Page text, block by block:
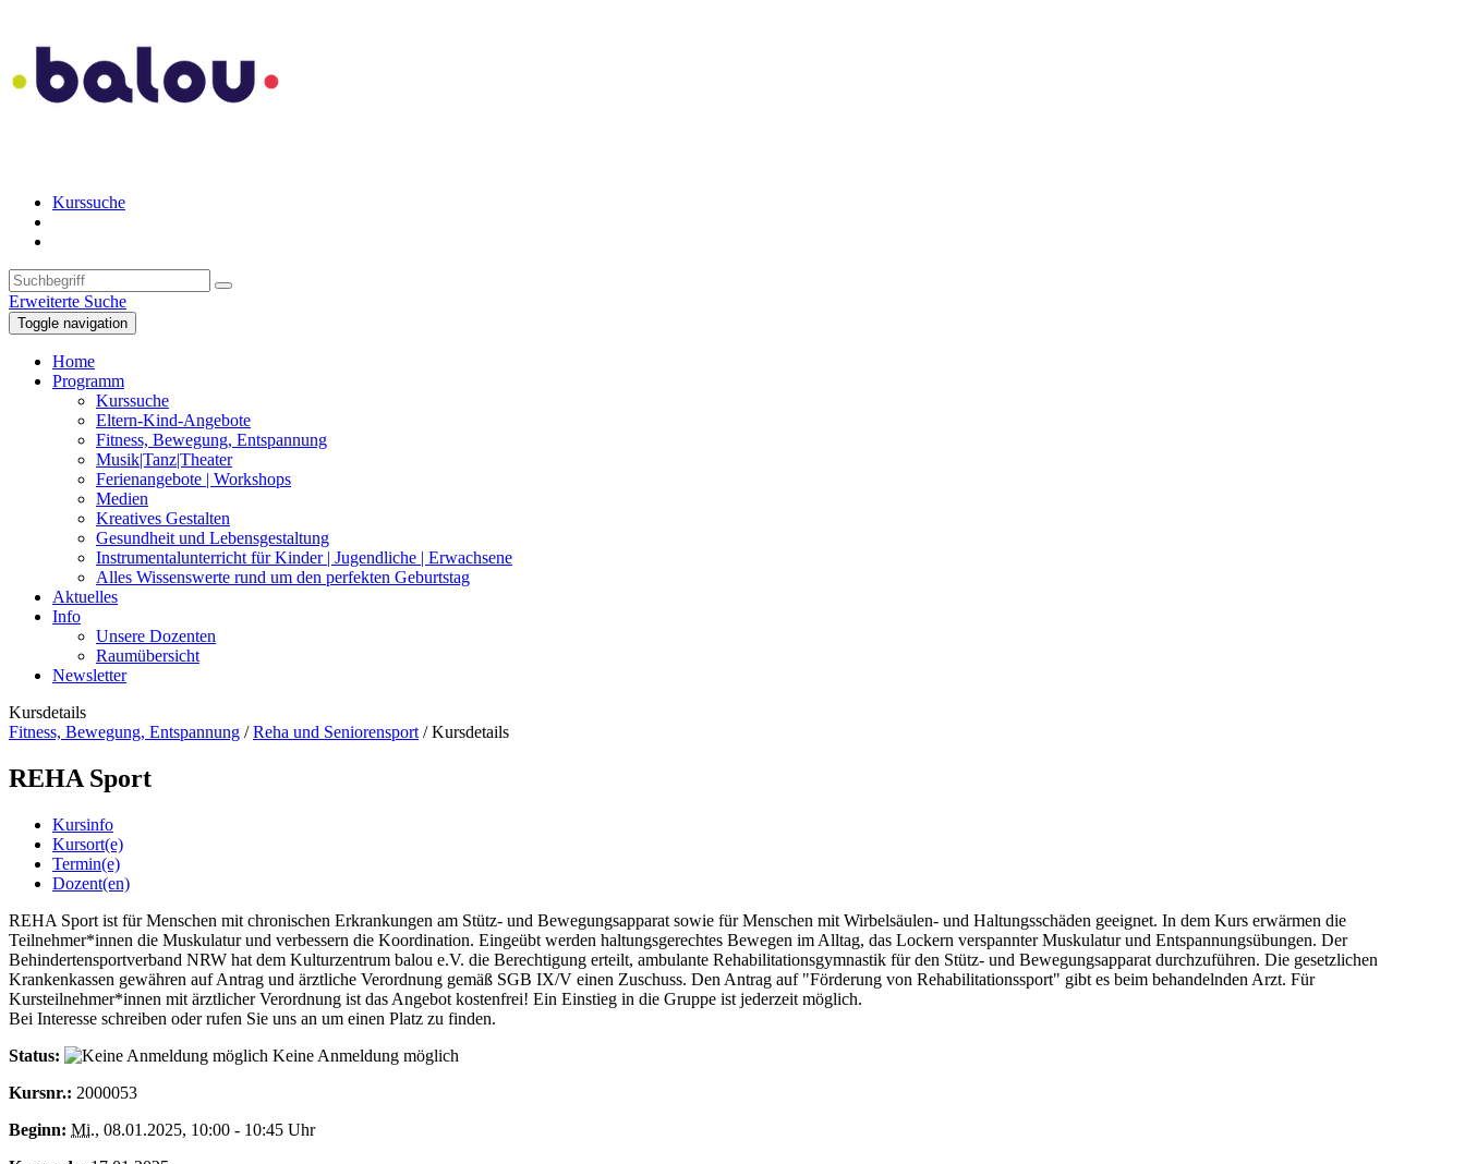
Kurssuche
Erweiterte Suche
Toggle navigation
Home
Programm
Kurssuche
Eltern-Kind-Angebote
Fitness, Bewegung, Entspannung
Musik|Tanz|Theater
Ferienangebote | Workshops
Medien
Kreatives Gestalten
Gesundheit und Lebensgestaltung
Instrumentalunterricht für Kinder | Jugendliche | Erwachsene
Alles Wissenswerte rund um den perfekten Geburtstag
Aktuelles
Info
Unsere Dozenten
Raumübersicht
Newsletter
Kursdetails
Fitness, Bewegung, Entspannung /Reha und Seniorensport /Kursdetails
REHA Sport
Kursinfo
Kursort(e)
Termin(e)
Dozent(en)
REHA Sport ist für Menschen mit chronischen Erkrankungen am Stütz- und Bewegungsapparat sowie für Menschen mit Wirbelsäulen- und Haltungsschäden geeignet. In dem Kurs erwärmen die
Teilnehmer*innen die Muskulatur und verbessern die Koordination. Eingeübt werden haltungsgerechtes Bewegen im Alltag, das Lockern verspannter Muskulatur und Entspannungsübungen. Der
Behindertensportverband NRW hat dem Kulturzentrum balou e.V. die Berechtigung erteilt, ambulante Rehabilitationsgymnastik für den Stütz- und Bewegungsapparat durchzuführen. Die gesetzlichen
Krankenkassen gewähren auf Antrag und ärztliche Verordnung gemäß SGB IX/V einen Zuschuss. Den Antrag auf "Förderung von Rehabilitationssport" gibt es beim behandelnden Arzt. Für
Kursteilnehmer*innen mit ärztlicher Verordnung ist das Angebot kostenfrei! Ein Einstieg in die Gruppe ist jederzeit möglich.
Bei Interesse schreiben oder rufen Sie uns an um einen Platz zu finden.
Status:
Keine Anmeldung möglich
Kursnr.: 2000053
Beginn: Mi., 08.01.2025, 10:00 - 10:45 Uhr